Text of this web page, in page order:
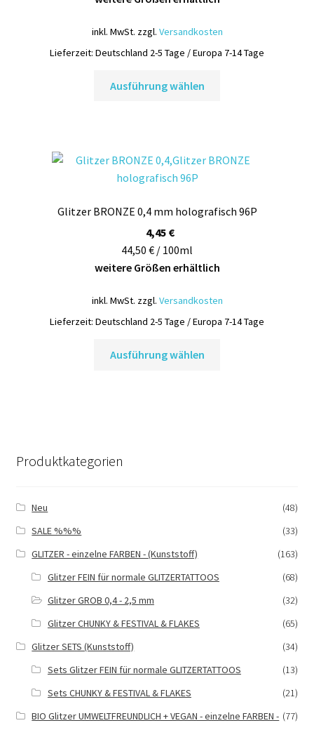
inkl. MwSt. zzgl. Versandkosten
Lieferzeit: Deutschland 2-5 Tage / Europa 7-14 Tage
Ausführung wählen
auf.
können
werden
Glitzer BRONZE 0,4 mm holografisch 96P
4,45 €
44,50 € / 100ml
weitere Größen erhältlich
inkl. MwSt. zzgl. Versandkosten
Lieferzeit: Deutschland 2-5 Tage / Europa 7-14 Tage
Ausführung wählen
Produktkategorien
Neu
(48)
SALE %%%
(33)
GLITZER - einzelne FARBEN - (Kunststoff)
(163)
Glitzer FEIN für normale GLITZERTATTOOS
(68)
Glitzer GROB 0,4 - 2,5 mm
(32)
Glitzer CHUNKY & FESTIVAL & FLAKES
(65)
Glitzer SETS (Kunststoff)
(34)
Sets Glitzer FEIN für normale GLITZERTATTOOS
(13)
Sets CHUNKY & FESTIVAL & FLAKES
(21)
BIO Glitzer UMWELTFREUNDLICH + VEGAN - einzelne FARBEN - (77)